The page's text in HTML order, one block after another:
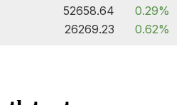
52658.64
0.29%
26269.23 0.62%